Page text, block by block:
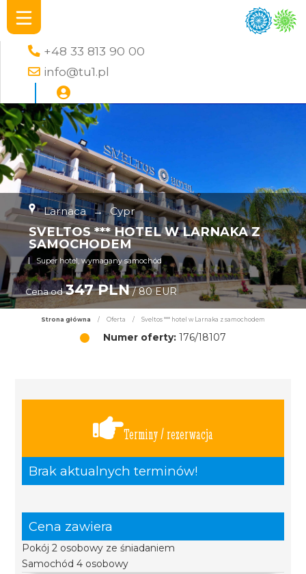
+48 33 813 90 00
info@tu1.pl
Larnaca → Cypr
SVELTOS *** HOTEL W LARNAKA Z
SAMOCHODEM
Super hotel, wymagany samochód
Cena od 347 PLN/ 80 EUR
Strona główna / Oferta / Sveltos *** hotel w Larnaka z samochodem
Numer oferty: 176/18107
Terminy / rezerwacja
Brak aktualnych terminów!
Cena zawiera
Pokój 2 osobowy ze śniadaniem
Samochód 4 osobowy